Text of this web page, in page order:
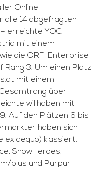
Online-
alle 14 abgefragten
erreichte YOC.
mit einem
die ORF-Enterprise
3. Um einen Platz
mit einem
über
willhaben mit
Auf den Plätzen 6 bis
haben sich
ex aequo) klassiert:
ShowHeroes,
plus und Purpur